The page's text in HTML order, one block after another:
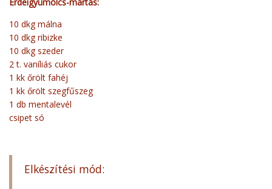
10 dkg málna
10 dkg ribizke
10 dkg szeder
2 t. vaníliás cukor
1 kk őrölt fahéj
1 kk őrölt szegfűszeg
1 db mentalevél
csipet só
Elkészítési mód: